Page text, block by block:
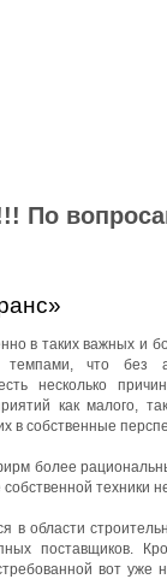
По
в таких важных и
темпами, что без
несколько
как малого,
в собственные
более
техники
в области
поставщиков.
вот уже